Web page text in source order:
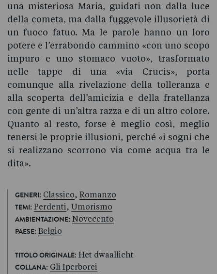
una misteriosa Maria, guidati non dalla luce
della cometa, ma dalla fuggevole illusorietà di
un fuoco fatuo. Ma le parole hanno un loro
potere e l’errabondo cammino «con uno scopo
impuro e uno stomaco vuoto», trasformato
nelle tappe di una «via Crucis», porta
comunque alla rivelazione della tolleranza e
alla scoperta dell’amicizia e della fratellanza
con gente di un’altra razza e di un altro colore.
Quanto al resto, forse è meglio così, meglio
tenersi le proprie illusioni, perché «i sogni che
si realizzano scorrono via come acqua tra le
dita».
GENERI: Classico, Romanzo
TEMI: Perdenti, Umorismo
AMBIENTAZIONE: Novecento
PAESE: Belgio
TITOLO ORIGINALE: Het dwaallicht
COLLANA: Gli Iperborei